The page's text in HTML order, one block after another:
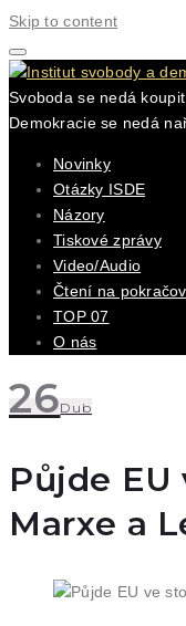
Skip to content
Svoboda se nedá
Demokracie se nedá
Novinky
Otázky ISDE
Názory
Tiskové zprávy
Video/Audio
Čtení na
TOP 07
O nás
26Dub
Půjde EU
Marxe a